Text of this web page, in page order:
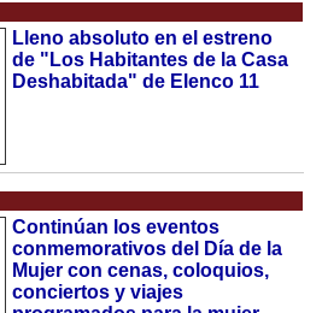
Lleno absoluto en el estreno
de "Los Habitantes de la Casa
Deshabitada" de Elenco 11
Continúan los eventos
conmemorativos del Día de la
Mujer con cenas, coloquios,
conciertos y viajes